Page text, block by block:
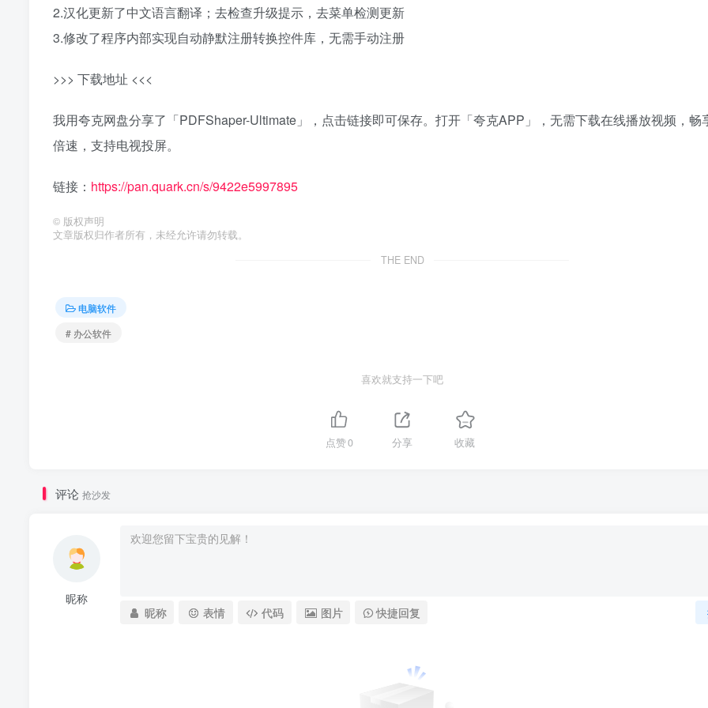
2.汉化更新了中文语言翻译；去检查升级提示，去菜单检测更新
3.修改了程序内部实现自动静默注册转换控件库，无需手动注册
>>> 下载地址 <<<
我用夸克网盘分享了「PDFShaper-Ultimate」，点击链接即可保存。打开「夸克APP」，无需下载在线播放视频，畅
倍速，支持电视投屏。
链接： https://pan.quark.cn/s/9422e5997895
© 版权声明
文章版权归作者所有，未经允许请勿转载。
THE END
电脑软件
# 办公软件
喜欢就支持一下吧
点赞0 分享 收藏
评论 抢沙发
昵称
昵称 表情 代码 图片 快捷回复